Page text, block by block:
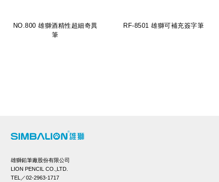
NO.800 雄獅酒精性超細奇異
筆
RF-8501 雄獅可補充簽字筆
雄獅鉛筆廠股份有限公司
LION PENCIL CO.,LTD.
TEL／02-2963-1717